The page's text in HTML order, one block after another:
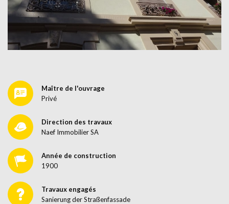
Maître de l'ouvrage
Privé
Direction des travaux
Naef Immobilier SA
Année de construction
1900
Travaux engagés
Sanierung der Straßenfassade